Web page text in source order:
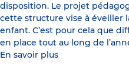
disposition. Le projet
cette structure vise à éveiller
enfant. C’est pour cela que
en place tout au long de
En savoir plus